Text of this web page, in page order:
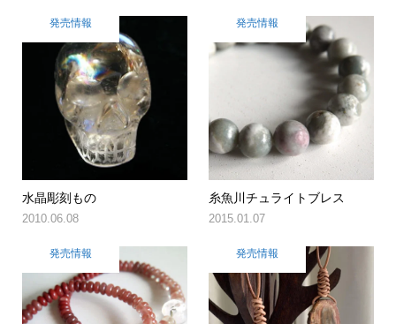
発売情報
水晶彫刻もの
2010.06.08
発売情報
糸魚川チュライトブレス
2015.01.07
発売情報 発売情報